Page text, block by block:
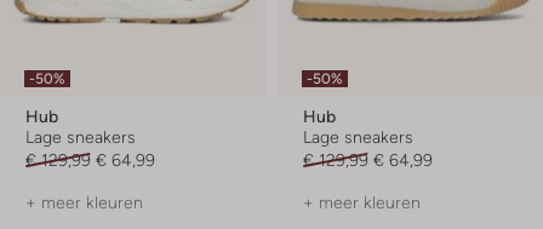
-50%
Hub
Lage sneakers
€ 129,99 € 64,99
+ meer kleuren
-50%
Hub
Lage sneakers
€ 129,99 € 64,99
+ meer kleuren